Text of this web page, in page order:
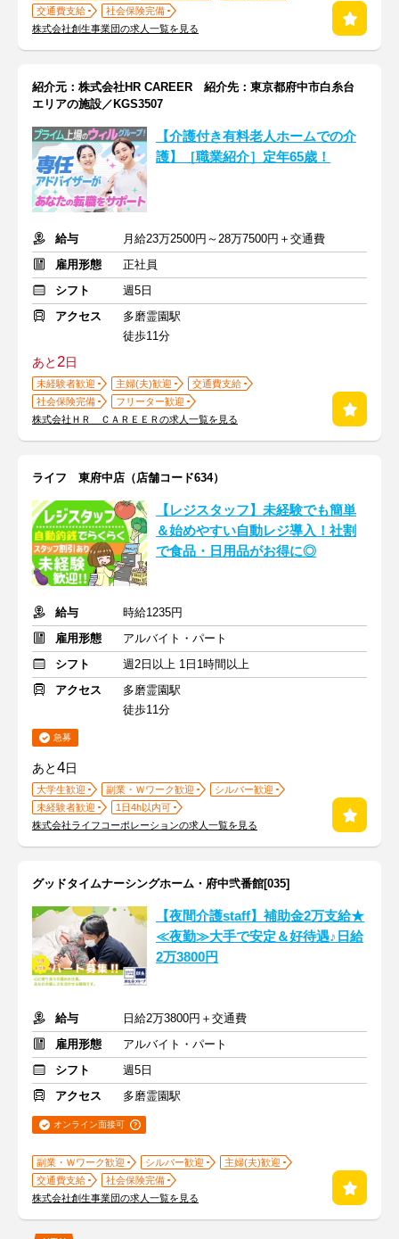
交通費支給
社会保険完備
株式会社創生事業団の求人一覧を見る
紹介元：株式会社HR CAREER 紹介先：東京都府中市白糸台
エリアの施設／KGS3507
【介護付き有料老人ホームでの介
護】［職業紹介］定年65歳！
給与
月給23万2500円～28万7500円＋交通費
雇用形態
正社員
シフト
週5日
アクセス
多磨霊園駅
徒歩11分
あと2日
未経験者歓迎 主婦(夫)歓迎
交通費支給
社会保険完備
フリーター歓迎
株式会社ＨＲ ＣＡＲＥＥＲの求人一覧を見る
ライフ 東府中店（店舗コード634）
【レジスタッフ】未経験でも簡単
＆始めやすい自動レジ導入！社割
で食品・日用品がお得に◎
給与
時給1235円
雇用形態
アルバイト・パート
シフト
週2日以上 1日1時間以上
アクセス
多磨霊園駅
徒歩11分
急募
あと4日
大学生歓迎 副業・Ｗワーク歓迎
シルバー歓迎
未経験者歓迎
1日4h以内可
株式会社ライフコーポレーションの求人一覧を見る
グッドタイムナーシングホーム・府中弐番館[035]
【夜間介護staff】補助金2万支給★
≪夜勤≫大手で安定＆好待遇♪日給
2万3800円
給与
日給2万3800円＋交通費
雇用形態
アルバイト・パート
シフト
週5日
アクセス
多磨霊園駅
オンライン面接可
副業・Ｗワーク歓迎 シルバー歓迎
主婦(夫)歓迎
交通費支給
社会保険完備
株式会社創生事業団の求人一覧を見る